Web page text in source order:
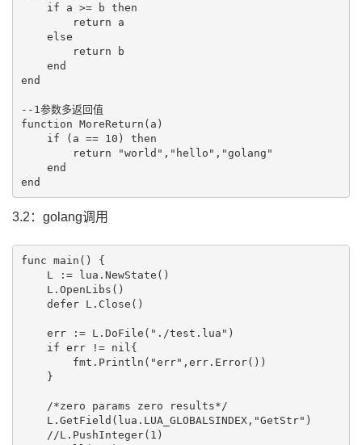
    if a >= b then
        return a
    else
        return b
    end
end
--1参数多返回值
function MoreReturn(a)
    if (a == 10) then
        return "world","hello","golang"
    end
3.2：golang调用
func main() {
    L := lua.NewState()
    L.OpenLibs()
    defer L.Close()
    err := L.DoFile("./test.lua")
    if err != nil{
        fmt.Println("err",err.Error())
    }
    /*zero params zero results*/
    L.GetField(lua.LUA_GLOBALSINDEX,"GetStr")
    //L.PushInteger(1)